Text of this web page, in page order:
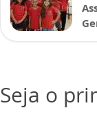
Seja o